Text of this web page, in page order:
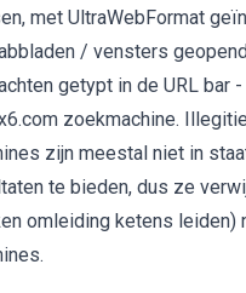
met UltraWebFormat
/ vensters
getypt in de URL bar
zoekmachine.
zijn meestal niet in
te bieden, dus ze
omleiding ketens leiden)